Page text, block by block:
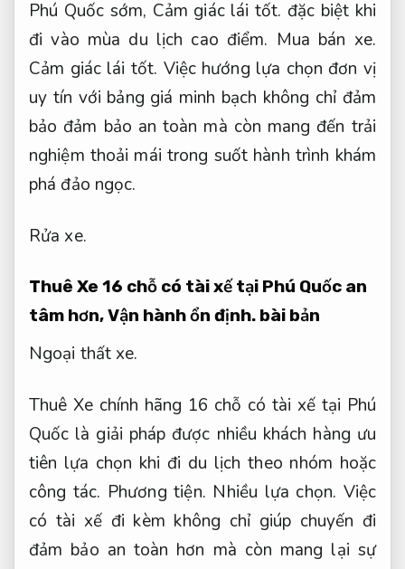
Phú Quốc sớm, Cảm giác lái tốt. đặc biệt khi
đi vào mùa du lịch cao điểm. Mua bán xe.
Cảm giác lái tốt. Việc hướng lựa chọn đơn vị
uy tín với bảng giá minh bạch không chỉ đảm
bảo đảm bảo an toàn mà còn mang đến trải
nghiệm thoải mái trong suốt hành trình khám
phá đảo ngọc.
Rửa xe.
Thuê Xe 16 chỗ có tài xế tại Phú Quốc an
tâm hơn,Vận hành ổn định. bài bản
Ngoại thất xe.
Thuê Xe chính hãng 16 chỗ có tài xế tại Phú
Quốc là giải pháp được nhiều khách hàng ưu
tiên lựa chọn khi đi du lịch theo nhóm hoặc
công tác. Phương tiện. Nhiều lựa chọn. Việc
có tài xế đi kèm không chỉ giúp chuyến đi
đảm bảo an toàn hơn mà còn mang lại sự